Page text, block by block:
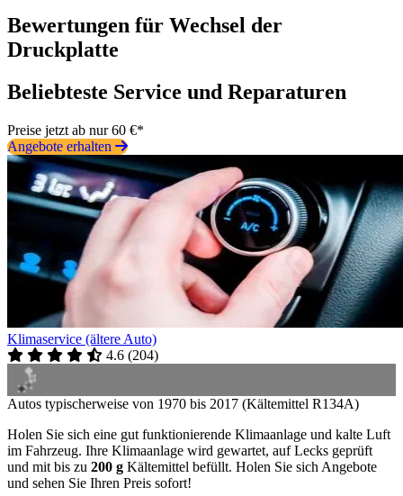
Bewertungen für Wechsel der
Druckplatte
Beliebteste Service und Reparaturen
Preise jetzt ab nur 60 €*
Angebote erhalten
Klimaservice (ältere Auto)
4.6 (204)
Autos typischerweise von 1970 bis 2017 (Kältemittel R134A)
Holen Sie sich eine gut funktionierende Klimaanlage und kalte Luft
im Fahrzeug. Ihre Klimaanlage wird gewartet, auf Lecks geprüft
und mit bis zu 200 g Kältemittel befüllt. Holen Sie sich Angebote
und sehen Sie Ihren Preis sofort!